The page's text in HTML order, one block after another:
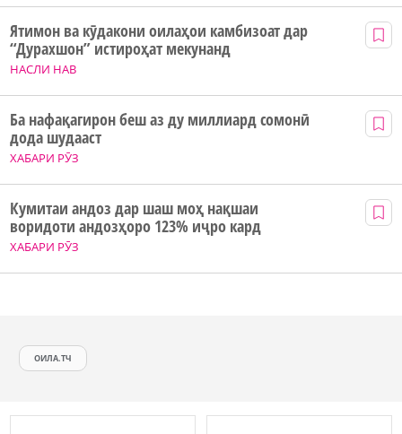
НАСЛИ НАВ
Ятимон ва кӯдакони оилаҳои камбизоат дар
“Дурахшон” истироҳат мекунанд
ХАБАРИ РӮЗ
Ба нафақагирон беш аз ду миллиард сомонӣ
дода шудааст
ХАБАРИ РӮЗ
Кумитаи андоз дар шаш моҳ нақшаи
воридоти андозҳоро 123% иҷро кард
ОИЛА.ТЧ